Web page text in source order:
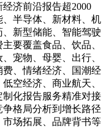
济前沿报告超2000
半导体、新材料、机
新型储能、智能驾驶
要覆盖食品、饮品、
宠物、母婴、出行、
、情绪经济、国潮经
空经济、商业航天、
化报告服务精准对接
格局分析到增长路径
场拓展、品牌背书等